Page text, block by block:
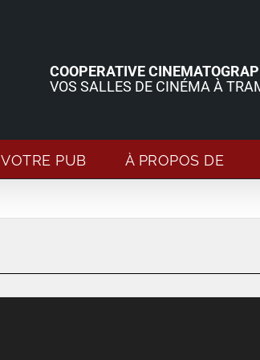
COOPERATIVE
VOS SALLES DE CINÉMA À
VOTRE PUB À PROPOS DE